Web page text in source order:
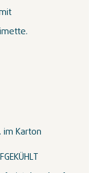
im Karton